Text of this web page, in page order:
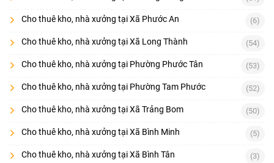
Cho thuê kho, nhà xưởng tại Xã Phước An (6)
Cho thuê kho, nhà xưởng tại Xã Long Thành (54)
Cho thuê kho, nhà xưởng tại Phường Phước Tân (53)
Cho thuê kho, nhà xưởng tại Phường Tam Phước (52)
Cho thuê kho, nhà xưởng tại Xã Trảng Bom (50)
Cho thuê kho, nhà xưởng tại Xã Bình Minh (5)
Cho thuê kho, nhà xưởng tại Xã Bình Tân (3)